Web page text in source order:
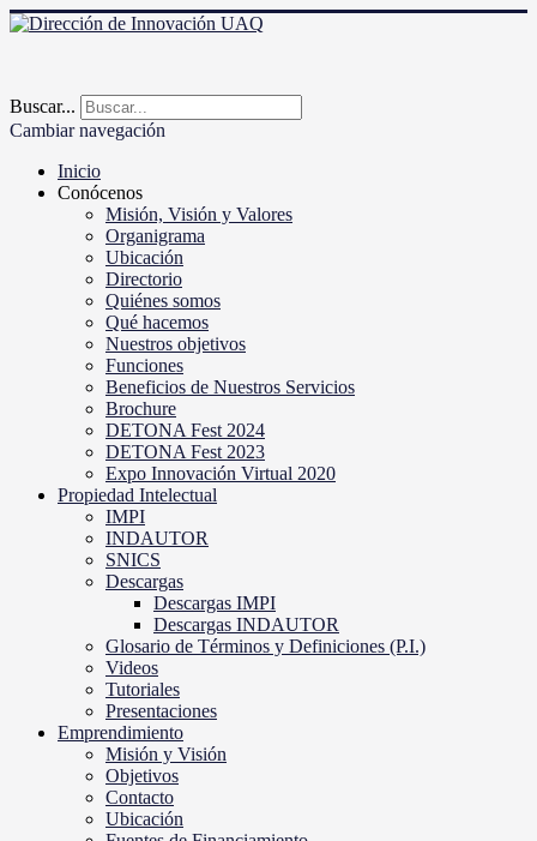
Buscar...
Cambiar navegación
Inicio
Conócenos
Misión, Visión y Valores
Organigrama
Ubicación
Directorio
Quiénes somos
Qué hacemos
Nuestros objetivos
Funciones
Beneficios de Nuestros Servicios
Brochure
DETONA Fest 2024
DETONA Fest 2023
Expo Innovación Virtual 2020
Propiedad Intelectual
IMPI
INDAUTOR
SNICS
Descargas
Descargas IMPI
Descargas INDAUTOR
Glosario de Términos y Definiciones (P.I.)
Videos
Tutoriales
Presentaciones
Emprendimiento
Misión y Visión
Objetivos
Contacto
Ubicación